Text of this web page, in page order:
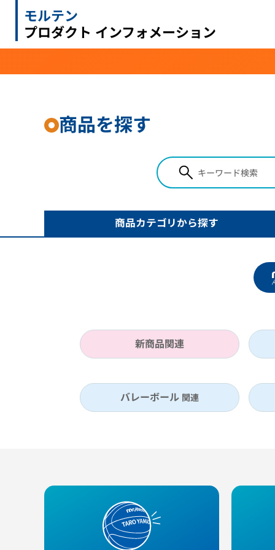
モルテン
プロダクト インフォメーション
商品を探す
商品カテゴリから探す
新商品関連
バレーボール 関連